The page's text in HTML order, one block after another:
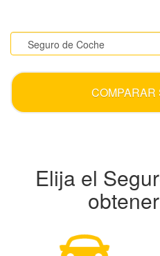
COMPARAR
Elija el